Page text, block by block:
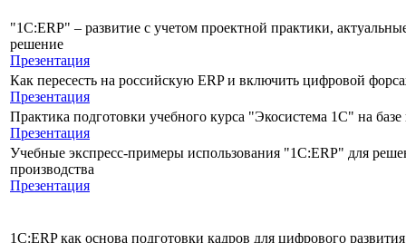
"1С:ERP" – развитие с учетом проектной практики,
решение
Презентация
Как пересесть на российскую ERP и включить цифровой
Презентация
Практика подготовки учебного курса "Экосистема 1С" на базе
Презентация
Учебные экспресс-примеры использования "1С:ERP" для
производства
Презентация
1С:ERP как основа подготовки кадров для цифрового